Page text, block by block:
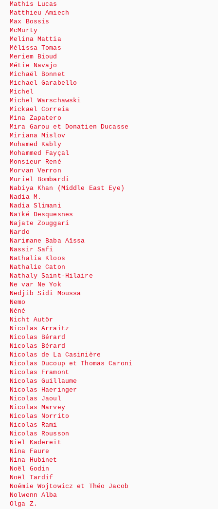
Mathis Lucas
Matthieu Amiech
Max Bossis
McMurty
Melina Mattia
Mélissa Tomas
Meriem Bioud
Métie Navajo
Michaël Bonnet
Michael Garabello
Michel
Michel Warschawski
Mickael Correia
Mina Zapatero
Mira Garou et Donatien Ducasse
Miriana Mislov
Mohamed Kably
Mohammed Fayçal
Monsieur René
Morvan Verron
Muriel Bombardi
Nabiya Khan (Middle East Eye)
Nadia M.
Nadia Slimani
Naïké Desquesnes
Najate Zouggari
Nardo
Narimane Baba Aïssa
Nassir Safi
Nathalia Kloos
Nathalie Caton
Nathaly Saint-Hilaire
Ne var Ne Yok
Nedjib Sidi Moussa
Nemo
Néné
Nicht Autör
Nicolas Arraitz
Nicolas Bérard
Nicolas Bérard
Nicolas de La Casinière
Nicolas Ducoup et Thomas Caroni
Nicolas Framont
Nicolas Guillaume
Nicolas Haeringer
Nicolas Jaoul
Nicolas Marvey
Nicolas Norrito
Nicolas Rami
Nicolas Rousson
Niel Kadereit
Nina Faure
Nina Hubinet
Noël Godin
Noël Tardif
Noémie Wojtowicz et Théo Jacob
Nolwenn Alba
Olga Z.